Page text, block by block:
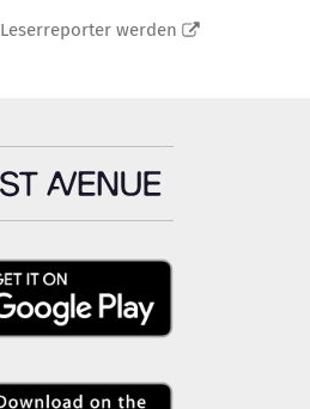
Leserreporter werden